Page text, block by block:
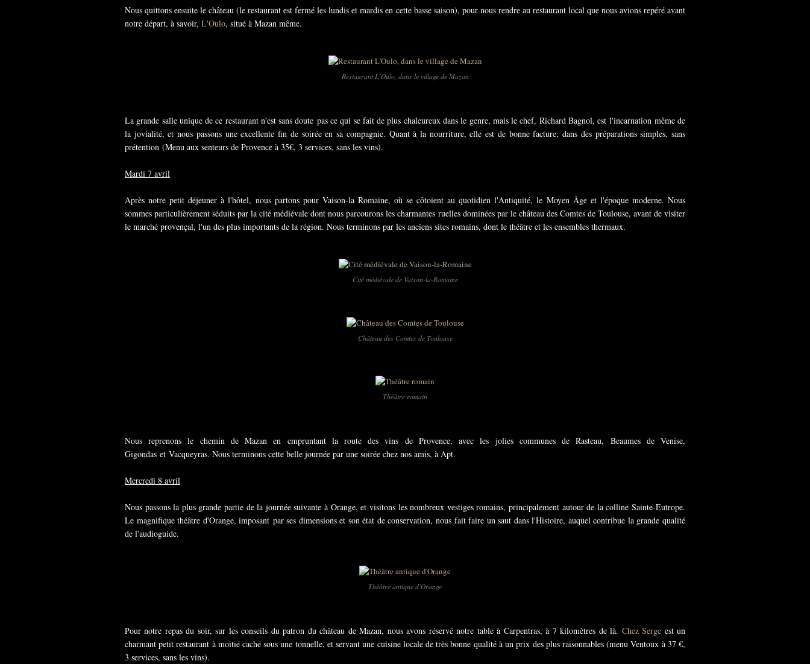
Nous quittons ensuite le château (le restaurant est fermé les lundis et mardis en cette basse saison), pour nous rendre au restaurant local que nous avions repéré avant
notre départ, à savoir, L'Oulo, situé à Mazan même.
Restaurant L'Oulo, dans le village de Mazan
La grande salle unique de ce restaurant n'est sans doute pas ce qui se fait de plus chaleureux dans le genre, mais le chef, Richard Bagnol, est l'incarnation même de
la jovialité, et nous passons une excellente fin de soirée en sa compagnie. Quant à la nourriture, elle est de bonne facture, dans des préparations simples, sans
prétention (Menu aux senteurs de Provence à 35€, 3 services, sans les vins).
Mardi 7 avril
Après notre petit déjeuner à l'hôtel, nous partons pour Vaison-la Romaine, où se côtoient au quotidien l'Antiquité, le Moyen Âge et l'époque moderne. Nous
sommes particulièrement séduits par la cité médiévale dont nous parcourons les charmantes ruelles dominées par le château des Comtes de Toulouse, avant de visiter
le marché provençal, l'un des plus importants de la région. Nous terminons par les anciens sites romains, dont le théâtre et les ensembles thermaux.
Cité médiévale de Vaison-la-Romaine
Château des Comtes de Toulouse
Théâtre romain
Nous reprenons le chemin de Mazan en empruntant la route des vins de Provence, avec les jolies communes de Rasteau, Beaumes de Venise,
Gigondas et Vacqueyras. Nous terminons cette belle journée par une soirée chez nos amis, à Apt.
Mercredi 8 avril
Nous passons la plus grande partie de la journée suivante à Orange, et visitons les nombreux vestiges romains, principalement autour de la colline Sainte-Eutrope.
Le magnifique théâtre d'Orange, imposant par ses dimensions et son état de conservation, nous fait faire un saut dans l'Histoire, auquel contribue la grande qualité
de l'audioguide.
Théâtre antique d'Orange
Pour notre repas du soir, sur les conseils du patron du château de Mazan, nous avons réservé notre table à Carpentras, à 7 kilomètres de là. Chez Serge est un
charmant petit restaurant à moitié caché sous une tonnelle, et servant une cuisine locale de très bonne qualité à un prix des plus raisonnables (menu Ventoux à 37 €,
3 services, sans les vins).